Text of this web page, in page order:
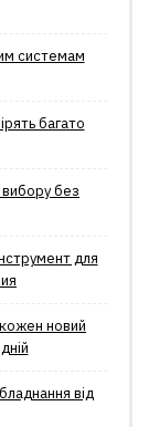
системам
багато
вибору без
для
новий
від